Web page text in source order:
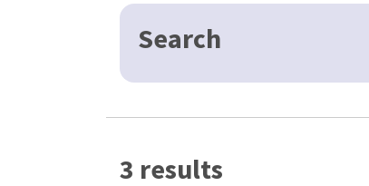
Search
3 results